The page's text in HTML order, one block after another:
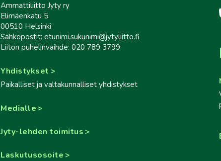
Ammattiliitto Jyty ry
Elimäenkatu 5
00510 Helsinki
Sähköpostit: etunimi.sukunimi@jytyliitto.fi
Liiton puhelinvaihde: 020 789 3799
Yhdistykset
Paikalliset ja valtakunnalliset yhdistykset
Medialle
Jyty-lehden toimitus
Laskutusosoite